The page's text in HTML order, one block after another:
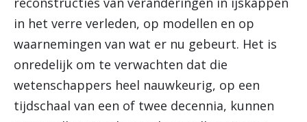
in het verre verleden, op modellen en op
waarnemingen van wat er nu gebeurt. Het is
onredelijk om te verwachten dat die
wetenschappers heel nauwkeurig, op een
tijdschaal van een of twee decennia, kunnen